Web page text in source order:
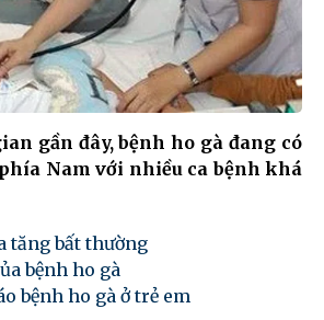
gần đây, bệnh ho gà đang có
Nam với nhiều ca bệnh khá
tăng bất thường
bệnh ho gà
bệnh ho gà ở trẻ em